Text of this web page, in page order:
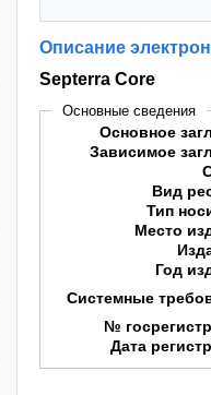
Описание
Septerra Core
Основные сведения
Основное
Зависимое
Вид
Тип
Место
Год
Системные
№
Дата